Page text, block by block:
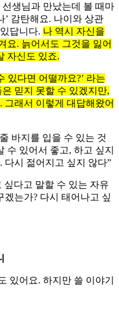
생님과 만났는데 볼 때마
’ 감탄해요. 나이와 상관
답니다. 나 역시 자신을
요. 늙어서도 그것을 잃어
자신도 있죠.
있다면 어떨까요?’ 라는
믿지 못할 수 있겠지만,
그래서 이렇게 대답해왔어
바지를 입을 수 있는 것
수 있어서 좋고, 하고 싶지
다시 젊어지고 싶지 않다”
다고 말할 수 있는 자유
는가? 다시 태어나고 싶
있어요. 하지만 쓸 이야기